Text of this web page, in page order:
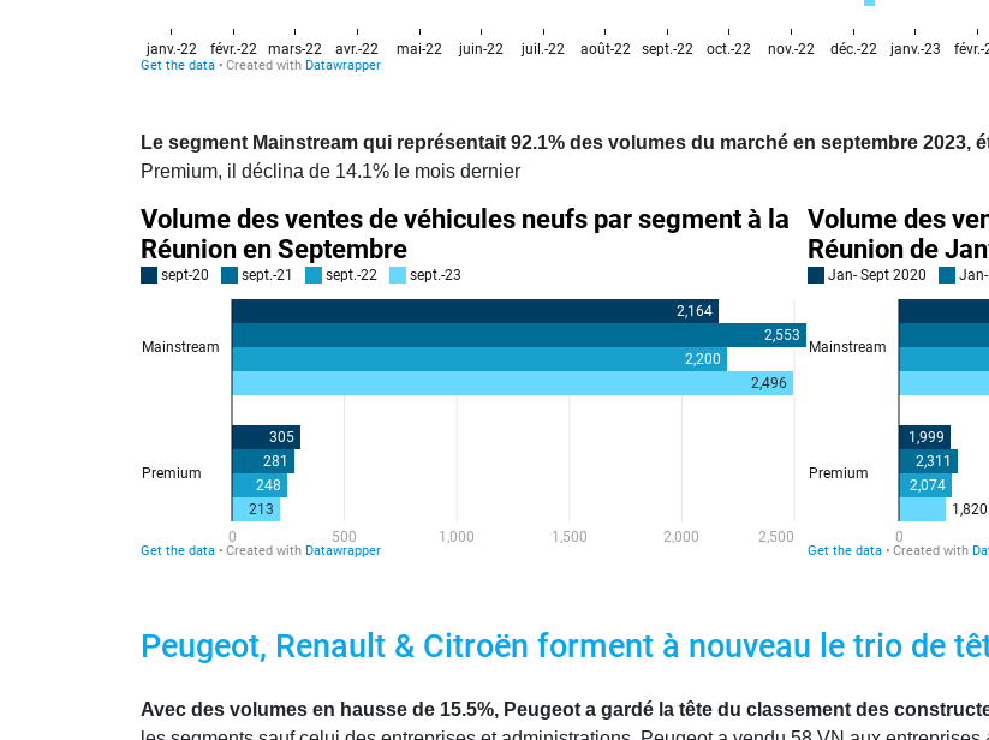
Le segment Mainstream qui représentait 92.1% des volumes du marché en septembre 2023,
Premium, il déclina de 14.1% le mois dernier
Peugeot, Renault & Citroën forment à nouveau le trio de
Avec des volumes en hausse de 15.5%, Peugeot a gardé la tête du classement des